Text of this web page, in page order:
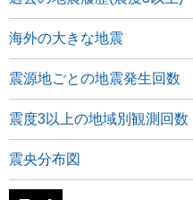
海外の大きな地震
震源地ごとの地震発生回数
震度3以上の地域別観測回数
震央分布図